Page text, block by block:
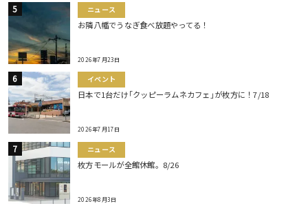
ニュース
お隣八幡でうなぎ食べ放題やってる！
2026年7月23日
イベント
日本で1台だけ｢クッピーラムネカフェ｣が枚方に！7/18
2026年7月17日
ニュース
枚方モールが全館休館。8/26
2026年8月3日